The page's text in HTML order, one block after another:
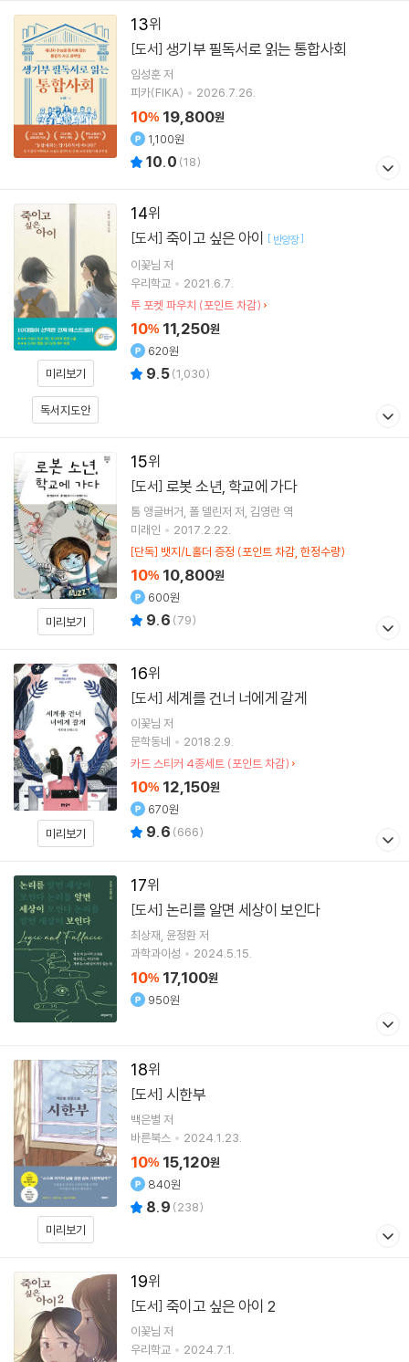
13
[도서] 생기부 필독서로 읽는 통합사회
임성훈저
피카(FIKA)
2026.7.26.
10% 19,800원
1,100원
10.0 (18)
14
미리보기
독서지도안
[도서] 죽이고 싶은 아이 [ 반양장]
이꽃님 저
우리학교
2021.6.7.
투 포켓 파우치 (포인트 차감)
10% 11,250원
620원
9.5(1,030)
15
미리보기
[도서] 로봇 소년, 학교에 가다
톰 앵글버거 폴 델린저 저 김영란 역
미래인
2017.2.22.
[단독] 뱃지/L홀더 증정 (포인트 차감, 한정수량)
10% 10,800원
600원
9.6 (79)
16
미리보기
[도서] 세계를 건너 너에게 갈게
이꽃님 저
문학동네
2018.2.9.
카드 스티커 4종세트 (포인트 차감)
10% 12,150원
670원
9.6 (666)
17
[도서] 논리를 알면 세상이 보인다
최상재 윤정환저
과학과이성
2024.5.15.
10% 17,100원
950원
18
미리보기
[도서] 시한부
백은별 저
바른북스
2024.1.23.
10% 15,120원
840원
8.9 (238)
19
[도서] 죽이고 싶은 아이 2
이꽃님 저
우리학교
2024.7.1.